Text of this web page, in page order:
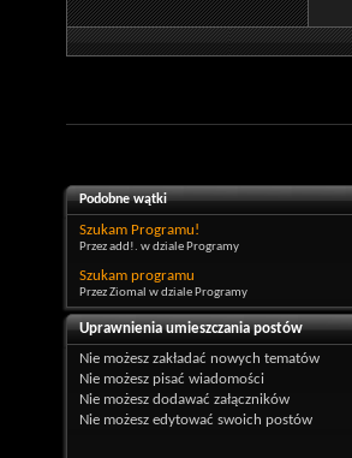
Podobne wątki
Szukam Programu!
Przez add!. w dziale Programy
Szukam programu
Przez Ziomal w dziale Programy
Uprawnienia umieszczania postów
Nie możesz zakładać nowych tematów
Nie możesz pisać wiadomości
Nie możesz dodawać załączników
Nie możesz edytować swoich postów